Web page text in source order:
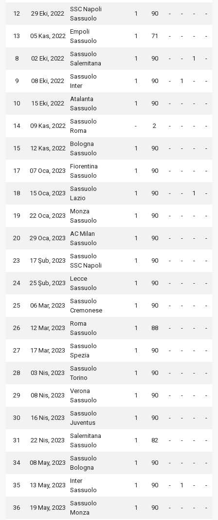
12 29 Eki, 2022
SSC Napoli
Sassuolo
1 90 - - - -
13 05 Kas, 2022
Empoli
Sassuolo
1 71 - - - -
8 02 Eki, 2022
Sassuolo
Salernitana
1 90 - - 1 -
9 08 Eki, 2022
Sassuolo
Inter
1 90 - 1 - -
10 15 Eki, 2022
Atalanta
Sassuolo
1 90 - - - -
14 09 Kas, 2022
Sassuolo
Roma
- 2 - - - -
15 12 Kas, 2022
Bologna
Sassuolo
1 90 - - - -
17 07 Oca, 2023
Fiorentina
Sassuolo
1 90 - - - -
18 15 Oca, 2023
Sassuolo
Lazio
1 90 - - 1 -
19 22 Oca, 2023
Monza
Sassuolo
1 90 - - - -
20 29 Oca, 2023
AC Milan
Sassuolo
1 90 - - - -
23 17 Şub, 2023
Sassuolo
SSC Napoli
1 90 - - - -
24 25 Şub, 2023
Lecce
Sassuolo
1 90 - - - -
25 06 Mar, 2023
Sassuolo
Cremonese
1 90 - - - -
26 12 Mar, 2023
Roma
Sassuolo
1 88 - - - -
27 17 Mar, 2023
Sassuolo
Spezia
1 90 - - - -
28 03 Nis, 2023
Sassuolo
Torino
1 90 - - - -
29 08 Nis, 2023
Verona
Sassuolo
1 90 - - - -
30 16 Nis, 2023
Sassuolo
Juventus
1 90 - - - -
31 22 Nis, 2023
Salernitana
Sassuolo
1 82 - - - -
34 08 May, 2023
Sassuolo
Bologna
1 90 - - - -
35 13 May, 2023
Inter
Sassuolo
1 90 - 1 - -
36 19 May, 2023
Sassuolo
Monza
1 90 - - - -